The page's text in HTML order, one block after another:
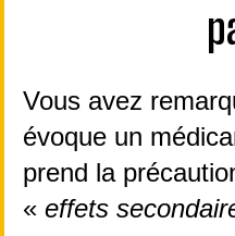
Vous avez
évoque un
prend la
« effets